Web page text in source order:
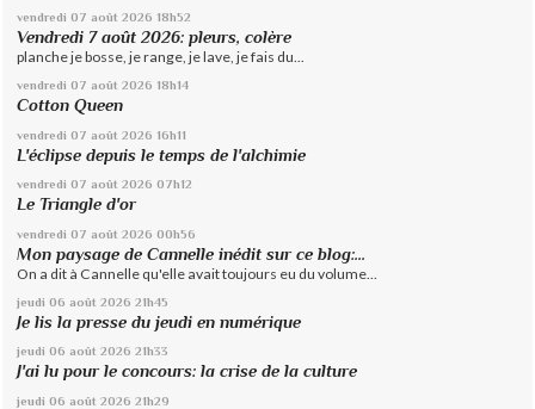
vendredi 07 août 2026 18h52
Vendredi 7 août 2026: pleurs, colère
planche je bosse, je range, je lave, je fais du...
vendredi 07 août 2026 18h14
Cotton Queen
vendredi 07 août 2026 16h11
L'éclipse depuis le temps de l'alchimie
vendredi 07 août 2026 07h12
Le Triangle d'or
vendredi 07 août 2026 00h56
Mon paysage de Cannelle inédit sur ce blog:...
On a dit à Cannelle qu'elle avait toujours eu du volume...
jeudi 06 août 2026 21h45
Je lis la presse du jeudi en numérique
jeudi 06 août 2026 21h33
J'ai lu pour le concours: la crise de la culture
jeudi 06 août 2026 21h29